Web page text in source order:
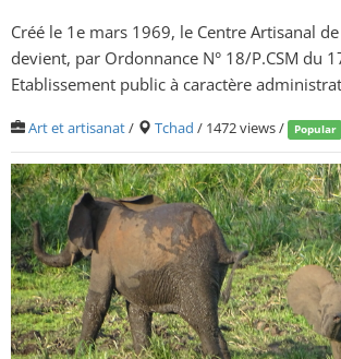
Créé le 1e mars 1969, le Centre Artisanal de
devient, par Ordonnance N° 18/P.CSM du
Etablissement public à caractère
Art et artisanat/ Tchad / 1472 views / Popular